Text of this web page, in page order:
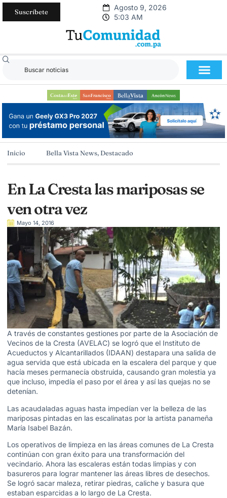
Suscríbete
Agosto 9, 2026
5:03 AM
Inicio Bella Vista News, Destacado
En La Cresta las mariposas se
ven otra vez
Mayo 14, 2016
A través de constantes gestiones por parte de la Asociación de
Vecinos de la Cresta (AVELAC) se logró que el Instituto de
Acueductos y Alcantarillados (IDAAN) destapara una salida de
agua servida que está ubicada en la escalera del parque y que
hacía meses permanecía obstruida, causando gran molestia ya
que incluso, impedía el paso por el área y así las quejas no se
detenían.
Las acaudaladas aguas hasta impedían ver la belleza de las
mariposas pintadas en las escalinatas por la artista panameña
María Isabel Bazán.
Los operativos de limpieza en las áreas comunes de La Cresta
continúan con gran éxito para una transformación del
vecindario. Ahora las escaleras están todas limpias y con
basureros para lograr mantener las áreas libres de desechos.
Se logró sacar maleza, retirar piedras, caliche y basura que
estaban esparcidas a lo largo de La Cresta.